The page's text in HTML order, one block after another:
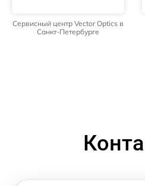
Сервисный центр Vector Optics в
Санкт-Петербурге